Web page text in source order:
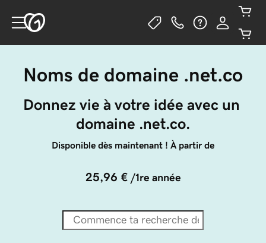
Noms de domaine .net.co
Donnez vie à votre idée avec un
domaine .net.co.
Disponible dès maintenant ! À partir de
25,96 € /1re année